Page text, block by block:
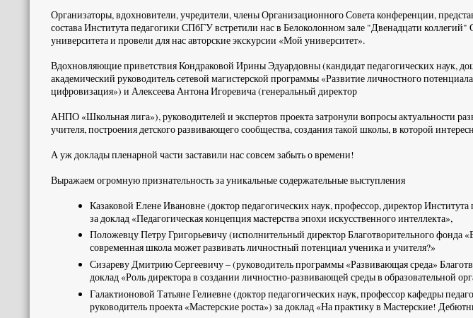
Организаторы, вдохновители, учредители, члены Организационного Совета конференции,
состава Института педагогики СПбГУ встретили нас в Белоколонном зале "Двенадцати коллегий"
университета и провели для нас авторские экскурсии «Мой университет».
Вдохновляющие приветствия Кондраковой Ирины Эдуардовны (кандидат педагогических наук,
академический руководитель сетевой магистерской программы «Развитие личностного
цифровизация») и Алексеева Антона Игоревича (генеральный директор
АНПО «Школьная лига»), руководителей и экспертов проекта затронули вопросы актуальности
учителя, построения детского развивающего сообщества, создания такой школы, в которой
А уж доклады пленарной части заставили нас совсем забыть о времени!
Выражаем огромную признательность за уникальные содержательные выступления
Казаковой Елене Ивановне (доктор педагогических наук, профессор, директор
за доклад «Педагогическая концепция мастерства эпохи искусственного интеллекта»,
Положевцу Петру Григорьевичу (исполнительный директор Благотворительного фонда
современная школа может развивать личностный потенциал ученика и учителя?»
Сизареву Дмитрию Сергеевичу – (руководитель программы «Развивающая среда»
доклад «Роль директора в создании личностно-развивающей среды в образовательной
Галактионовой Татьяне Гелиевне (доктор педагогических наук, профессор кафедры
руководитель проекта «Мастерские роста») за доклад «На практику в Мастерские!